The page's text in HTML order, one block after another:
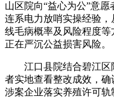
山区院向“益心为公”意
连系电力放哨实操经验
线毛病概率及风险程度
正在严沉公益损害风险。
江口县院结合碧江区
者实地查看整改成效，
涉案企业落实养殖许可